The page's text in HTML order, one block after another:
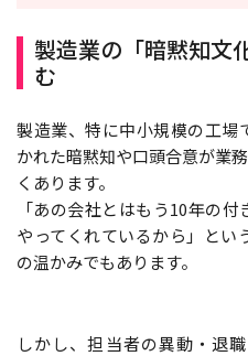
製造業の「暗黙知文
む
製造業、特に中小規模の工場
かれた暗黙知や口頭合意が業
くあります。
「あの会社とはもう10年の
やってくれているから」とい
の温かみでもあります。
しかし、担当者の異動・退